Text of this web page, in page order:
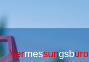
Vermessungsbüro